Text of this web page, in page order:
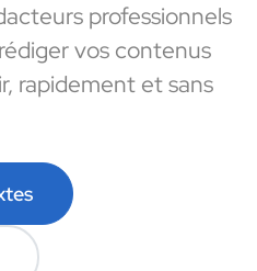
professionnels
vos contenus
rapidement et sans